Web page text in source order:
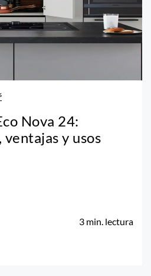
Nova 24:
y usos
3 min. lectura